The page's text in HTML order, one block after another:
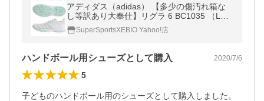
アディダス（adidas） 【多少の傷汚れ箱な
し等訳あり大奉仕】リグラ 6 BC1035 （Lad
y's）SuperSportsXEBIO Yahoo!店
ハンドボール用シューズとして購入 2020/7/6
5
子どものハンドボール用のシューズとして購入しました。